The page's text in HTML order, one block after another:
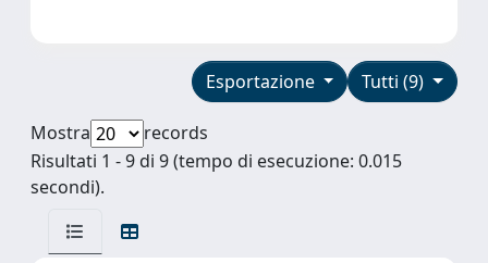
Tutti (9)
Esportazione
Mostra
records
Risultati 1 - 9 di 9 (tempo di esecuzione: 0.015
secondi).